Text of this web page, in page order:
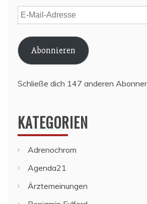
E-
Mail-
Adresse
Abonnieren
Schließe dich 147 anderen
KATEGORIEN
Adrenochrom
Agenda21
Ärztemeinungen